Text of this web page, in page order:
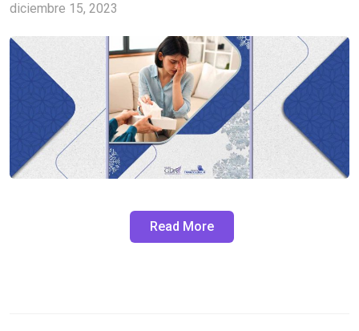
diciembre 15, 2023
Read More